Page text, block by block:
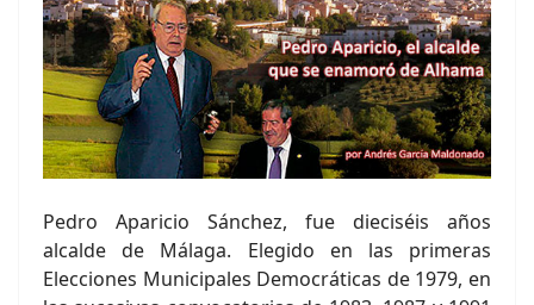
Pedro Aparicio Sánchez, fue dieciséis años
alcalde de Málaga. Elegido en las primeras
Elecciones Municipales Democráticas de 1979, en